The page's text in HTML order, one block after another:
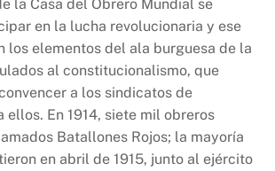
la Casa del Obrero Mundial se
en la lucha revolucionaria y ese
los elementos del ala burguesa de la
al constitucionalismo, que
a los sindicatos de
ellos. En 1914, siete mil obreros
Batallones Rojos; la mayoría
en abril de 1915, junto al ejército